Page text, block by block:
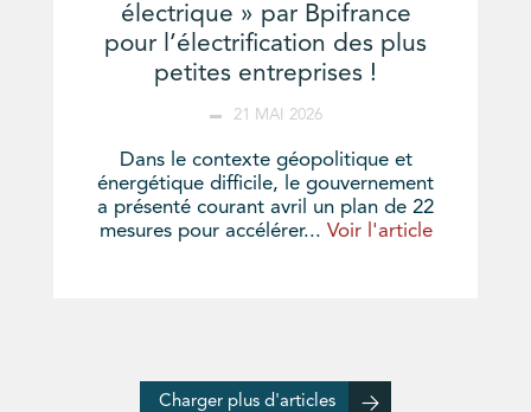
électrique » par Bpifrance
pour l’électrification des plus
petites entreprises !
21 MAI 2026
Dans le contexte géopolitique et
énergétique difficile, le gouvernement
a présenté courant avril un plan de 22
mesures pour accélérer... Voir l'article
Charger plus d'articles